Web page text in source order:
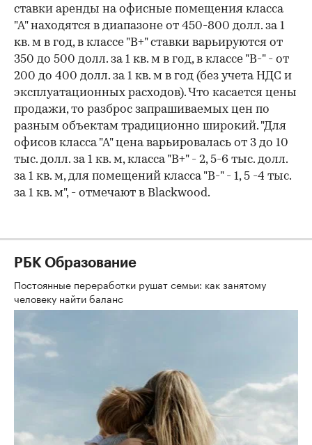
ставки аренды на офисные помещения класса
"А" находятся в диапазоне от 450-800 долл. за 1
кв. м в год, в классе "В+" ставки варьируются от
350 до 500 долл. за 1 кв. м в год, в классе "В-" - от
200 до 400 долл. за 1 кв. м в год (без учета НДС и
эксплуатационных расходов). Что касается цены
продажи, то разброс запрашиваемых цен по
разным объектам традиционно широкий. "Для
офисов класса "А" цена варьировалась от 3 до 10
тыс. долл. за 1 кв. м, класса "В+" - 2, 5-6 тыс. долл.
за 1 кв. м, для помещений класса "В-" - 1, 5 -4 тыс.
за 1 кв. м", - отмечают в Blackwood.
РБК Образование
Постоянные переработки рушат семьи: как занятому
человеку найти баланс